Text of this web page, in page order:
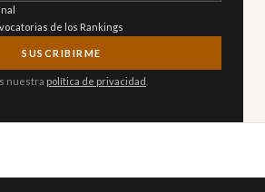
de los Rankings
SUSCRIBIRME
nuestra política de privacidad